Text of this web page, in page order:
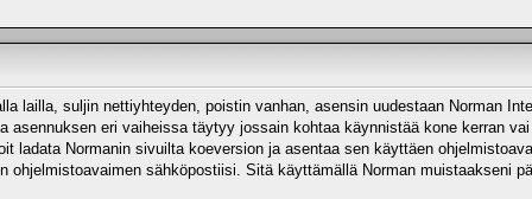
lailla, suljin nettiyhteyden, poistin vanhan, asensin uudestaan Norman
asennuksen eri vaiheissa täytyy jossain kohtaa käynnistää kone kerran
ladata Normanin sivuilta koeversion ja asentaa sen käyttäen
ohjelmistoavaimen sähköpostiisi. Sitä käyttämällä Norman muistaakseni